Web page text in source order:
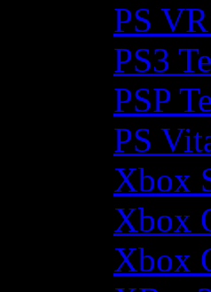
PS
PS3
PSP
PS
Xbox
Xbox
Xbox